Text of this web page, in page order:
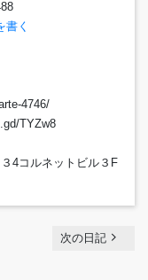
書く
4746/
TYZw8
4コルネットビル３F
次の日記 navigate_next